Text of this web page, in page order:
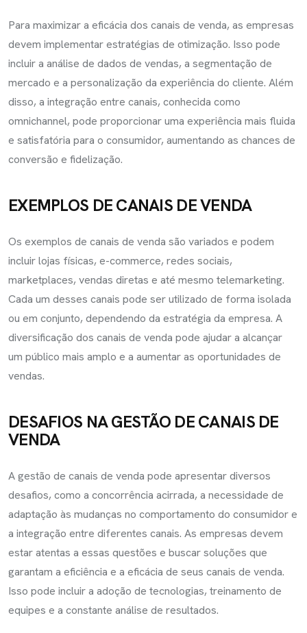
Para maximizar a eficácia dos canais de venda, as empresas
devem implementar estratégias de otimização. Isso pode
incluir a análise de dados de vendas, a segmentação de
mercado e a personalização da experiência do cliente. Além
disso, a integração entre canais, conhecida como
omnichannel, pode proporcionar uma experiência mais fluida
e satisfatória para o consumidor, aumentando as chances de
conversão e fidelização.
EXEMPLOS DE CANAIS DE VENDA
Os exemplos de canais de venda são variados e podem
incluir lojas físicas, e-commerce, redes sociais,
marketplaces, vendas diretas e até mesmo telemarketing.
Cada um desses canais pode ser utilizado de forma isolada
ou em conjunto, dependendo da estratégia da empresa. A
diversificação dos canais de venda pode ajudar a alcançar
um público mais amplo e a aumentar as oportunidades de
vendas.
DESAFIOS NA GESTÃO DE CANAIS DE
VENDA
A gestão de canais de venda pode apresentar diversos
desafios, como a concorrência acirrada, a necessidade de
adaptação às mudanças no comportamento do consumidor e
a integração entre diferentes canais. As empresas devem
estar atentas a essas questões e buscar soluções que
garantam a eficiência e a eficácia de seus canais de venda.
Isso pode incluir a adoção de tecnologias, treinamento de
equipes e a constante análise de resultados.